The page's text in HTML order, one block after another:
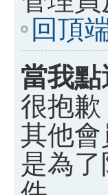
回頂
當我
很抱
其他
是為